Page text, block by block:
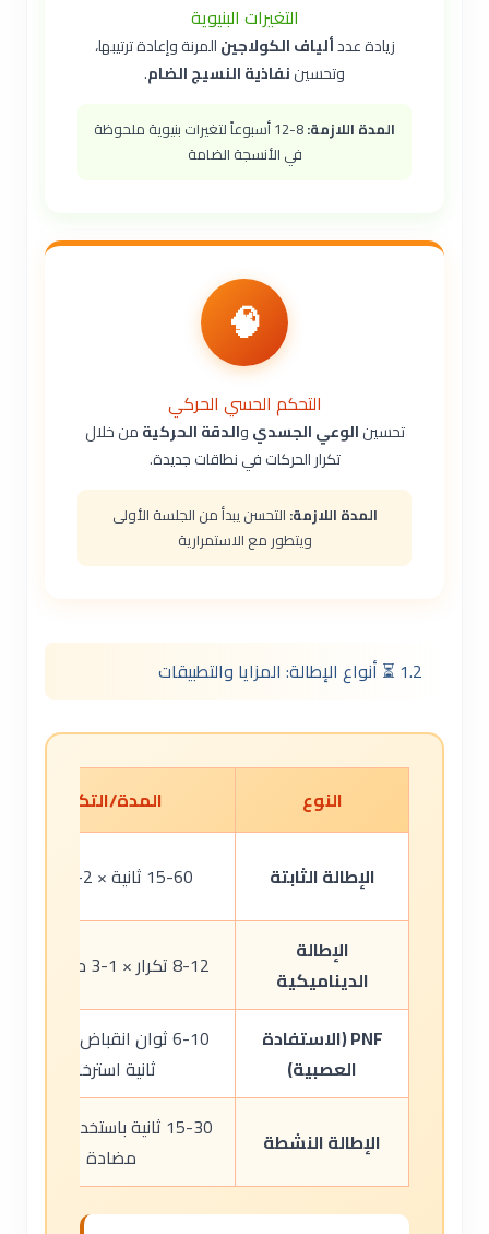
التغيرات البنيوية
زيادة عددألياف الكولاجينالمرنة وإعادة ترتيبها،
وتحسيننفاذية النسيج الضام.
المدة اللازمة:
8-12 أسبوعاً لتغيرات بنيوية ملحوظة
في الأنسجة الضامة
🧠
التحكم الحسي الحركي
تحسينالوعي الجسديوالدقة الحركيةمن خلال
تكرار الحركات في نطاقات جديدة.
المدة اللازمة: التحسن يبدأ من الجلسة الأولى
ويتطور مع الاستمرارية
1.2 ⏳ أنواع الإطالة: المزايا والتطبيقات
النوع المدة/التكرار
الإطالة الثابتة 15-60 ثانية × 2-4 تكرار
الإطالة
الديناميكية
8-12 تكرار × 1-3 مجموعات
PNF (الاستفادة
العصبية)
ثانية استرخاء
الإطالة النشطة
15-30 ثانية باستخدام عضلات
مضادة